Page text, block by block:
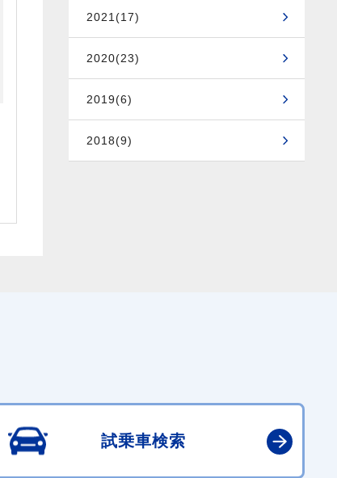
2021(17)
2020(23)
2019(6)
2018(9)
試乗車検索